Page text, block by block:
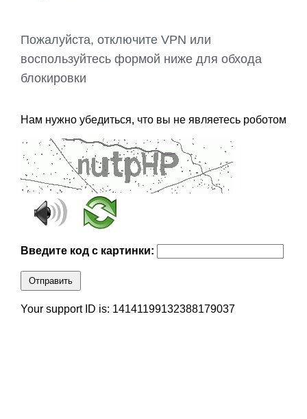
Пожалуйста, отключите VPN или
воспользуйтесь формой ниже для обхода
блокировки
Нам нужно убедиться, что вы не являетесь роботом
Введите код с картинки:
Отправить
Your support ID is: 14141199132388179037